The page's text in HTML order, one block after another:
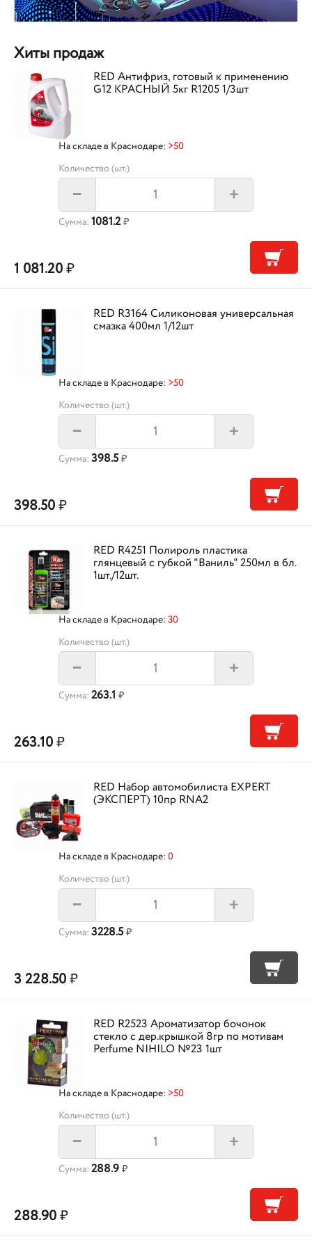
Хиты продаж
RED Антифриз, готовый к применению
G12 КРАСНЫЙ 5кг R1205 1/3шт
На складе в Краснодаре: >50
Количество (шт.)
– +
Сумма: 1081.2₽
1 081.20₽
RED R3164 Силиконовая универсальная
смазка 400мл 1/12шт
На складе в Краснодаре: >50
Количество (шт.)
– +
Сумма: 398.5 ₽
398.50₽
RED R4251 Полироль пластика
глянцевый с губкой "Ваниль" 250мл в бл.
1шт./12шт.
На складе в Краснодаре: 30
Количество (шт.)
– +
Сумма: 263.1 ₽
263.10₽
RED Набор автомобилиста EXPERT
(ЭКСПЕРТ) 10пр RNA2
На складе в Краснодаре: 0
Количество (шт.)
– +
Сумма: 3228.5 ₽
3 228.50₽
RED R2523 Ароматизатор бочонок
стекло с дер.крышкой 8гр по мотивам
Perfume NIHILO №23 1шт
На складе в Краснодаре: >50
Количество (шт.)
– +
Сумма: 288.9 ₽
288.90₽